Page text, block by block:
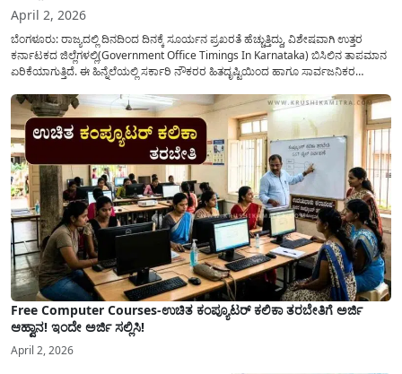
April 2, 2026
ಬೆಂಗಳೂರು: ರಾಜ್ಯದಲ್ಲಿ ದಿನದಿಂದ ದಿನಕ್ಕೆ ಸೂರ್ಯನ ಪ್ರಖರತೆ ಹೆಚ್ಚುತ್ತಿದ್ದು, ವಿಶೇಷವಾಗಿ ಉತ್ತರ
ಕರ್ನಾಟಕದ ಜಿಲ್ಲೆಗಳಲ್ಲಿ(Government Office Timings In Karnataka) ಬಿಸಿಲಿನ ತಾಪಮಾನ
ಏರಿಕೆಯಾಗುತ್ತಿದೆ. ಈ ಹಿನ್ನೆಲೆಯಲ್ಲಿ ಸರ್ಕಾರಿ ನೌಕರರ ಹಿತದೃಷ್ಟಿಯಿಂದ ಹಾಗೂ ಸಾರ್ವಜನಿಕರ
ಮತ್ತು ಕಲ್ಯಾಣ ಕರ್ನಾಟಕದ ಒಟ್ಟು 9 ಜಿಲ್ಲೆಗಳಲ್ಲಿ ಏಪ್ರಿಲ್...
Free Computer Courses-ಉಚಿತ ಕಂಪ್ಯೂಟರ್ ಕಲಿಕಾ ತರಬೇತಿಗೆ ಅರ್ಜಿ
ಆಹ್ವಾನ! ಇಂದೇ ಅರ್ಜಿ ಸಲ್ಲಿಸಿ!
April 2, 2026